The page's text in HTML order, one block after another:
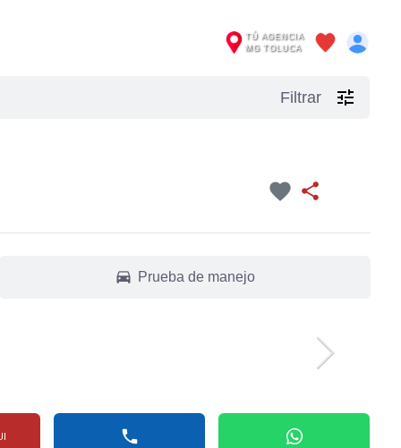
TÚ AGENCIA
MG TOLUCA
Filtrar tune
favorite share
drive_eta Prueba de manejo
phone whatsapp